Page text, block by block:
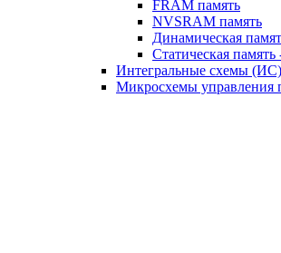
FRAM память
NVSRAM память
Динамическая
Статическая
Интегральные схемы (ИС)
Микросхемы управления